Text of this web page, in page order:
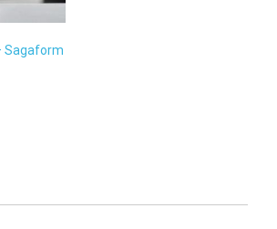
Sagaform